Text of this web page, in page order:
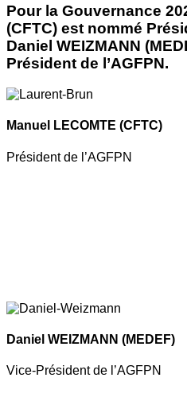
Pour la Gouvernance
(CFTC) est nommé
Daniel WEIZMANN
Président de l’AGFPN.
Manuel LECOMTE (CFTC)
Président de l’AGFPN
Daniel WEIZMANN (MEDEF)
Vice-Président de l’AGFPN